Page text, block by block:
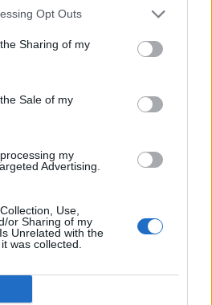
Opt Outs
Sharing of my
Sale of my
my
Advertising.
Use,
or Sharing of my
Unrelated with the
was collected.
a: Spania și-a revenit,
2026
Mondiale: ”decolează”